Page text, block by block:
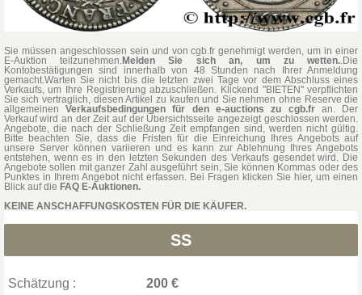
Sie müssen angeschlossen sein und von cgb.fr genehmigt werden, um in einer
E-Auktion teilzunehmen.Melden Sie sich an, um zu wetten..Die
Kontobestätigungen sind innerhalb von 48 Stunden nach Ihrer Anmeldung
gemacht.Warten Sie nicht bis die letzten zwei Tage vor dem Abschluss eines
Verkaufs, um Ihre Registrierung abzuschließen. Klickend "BIETEN" verpflichten
Sie sich vertraglich, diesen Artikel zu kaufen und Sie nehmen ohne Reserve die
allgemeinenVerkaufsbedingungen für den e-auctions zu cgb.fran. Der
Verkauf wird an der Zeit auf der Übersichtsseite angezeigt geschlossen werden.
Angebote, die nach der Schließung Zeit empfangen sind, werden nicht gültig.
Bitte beachten Sie, dass die Fristen für die Einreichung Ihres Angebots auf
unsere Server können variieren und es kann zur Ablehnung Ihres Angebots
entstehen, wenn es in den letzten Sekunden des Verkaufs gesendet wird. Die
Angebote sollen mit ganzer Zahl ausgeführt sein, Sie können Kommas oder des
Punktes in Ihrem Angebot nicht erfassen. Bei Fragen klicken Sie hier, um einen
Blick auf die FAQ E-Auktionen.
KEINE ANSCHAFFUNGSKOSTEN FÜR DIE KÄUFER.
SS
Schätzung :
200 €